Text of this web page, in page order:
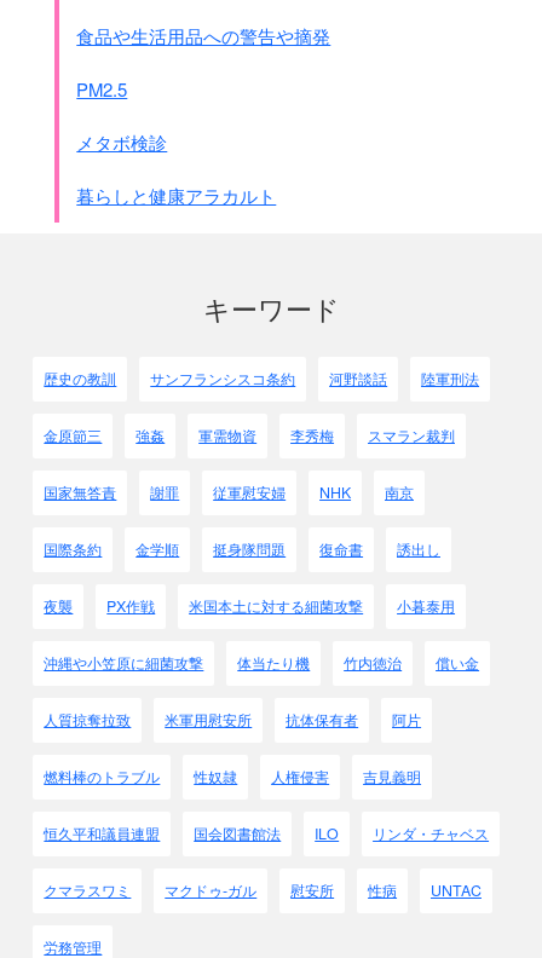
食品や生活用品への警告や摘発
PM2.5
メタボ検診
暮らしと健康アラカルト
キーワード
歴史の教訓 サンフランシスコ条約 河野談話 陸軍刑法
金原節三 強姦 軍需物資 李秀梅 スマラン裁判
国家無答責 謝罪 従軍慰安婦 NHK 南京
国際条約 金学順 挺身隊問題 復命書 誘出し
夜襲 PX作戦 米国本土に対する細菌攻撃 小暮泰用
沖縄や小笠原に細菌攻撃 体当たり機 竹内徳治 償い金
人質掠奪拉致 米軍用慰安所 抗体保有者 阿片
燃料棒のトラブル 性奴隷 人権侵害 吉見義明
恒久平和議員連盟 国会図書館法 ILO リンダ・チャベス
クマラスワミ マクドゥ-ガル 慰安所 性病 UNTAC
労務管理